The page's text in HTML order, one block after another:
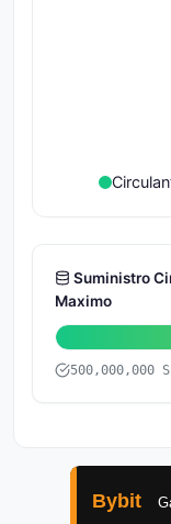
Suministro
Maximo
500,000,000